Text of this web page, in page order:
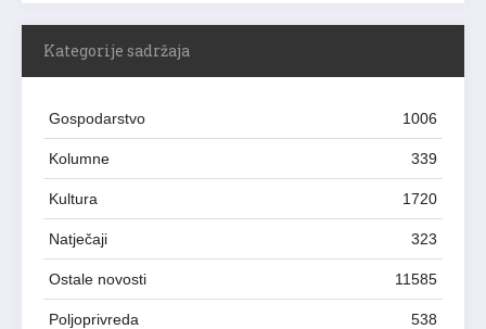
Kategorije sadržaja
Gospodarstvo 1006
Kolumne 339
Kultura 1720
Natječaji 323
Ostale novosti 11585
Poljoprivreda 538